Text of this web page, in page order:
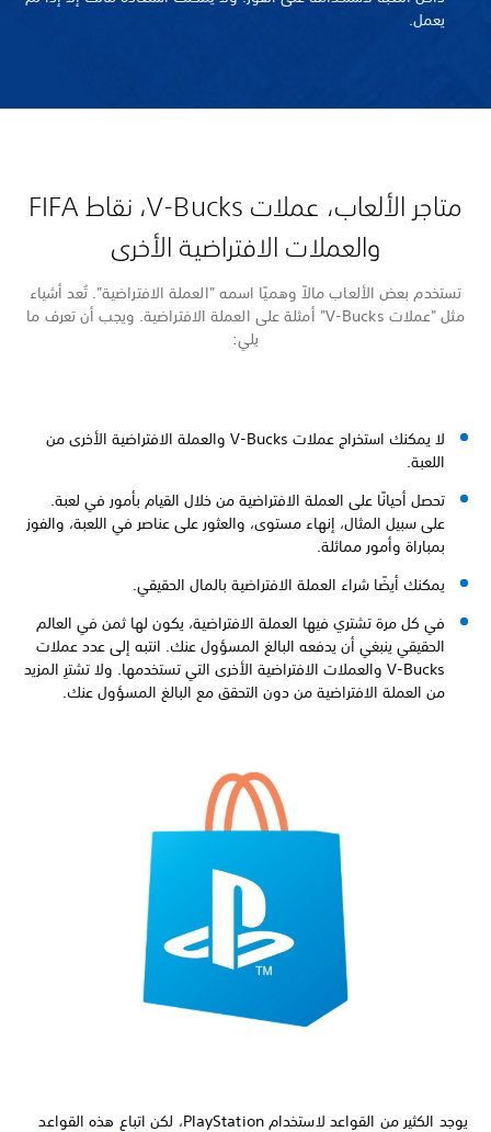
يعمل.
متاجر الألعاب، عملات V-Bucks، نقاط FIFA
والعملات الافتراضية الأخرى
تستخدم بعض الألعاب مالاً وهميًا اسمه "العملة الافتراضية". تُعد أشياء
مثل "عملات V-Bucks" أمثلة على العملة الافتراضية. ويجب أن تعرف ما
يلي:
لا يمكنك استخراج عملات V-Bucks والعملة الافتراضية الأخرى من
اللعبة.
تحصل أحيانًا على العملة الافتراضية من خلال القيام بأمور في لعبة.
على سبيل المثال، إنهاء مستوى، والعثور على عناصر في اللعبة، والفوز
بمباراة وأمور مماثلة.
يمكنك أيضًا شراء العملة الافتراضية بالمال الحقيقي.
في كل مرة تشتري فيها العملة الافتراضية، يكون لها ثمن في العالم
الحقيقي ينبغي أن يدفعه البالغ المسؤول عنك. انتبه إلى عدد عملات
V-Bucks والعملات الافتراضية الأخرى التي تستخدمها. ولا تشترِ المزيد
من العملة الافتراضية من دون التحقق مع البالغ المسؤول عنك.
يوجد الكثير من القواعد لاستخدام PlayStation، لكن اتباع هذه القواعد